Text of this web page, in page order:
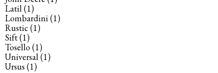
Latil(1)
Lombardini(1)
Rustic (1)
Sift(1)
Tosello(1)
Universal(1)
Ursus (1)